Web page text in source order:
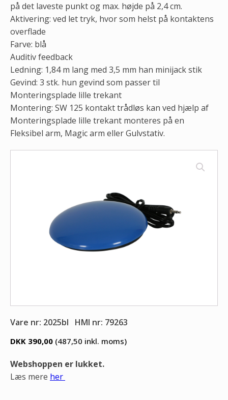
på det laveste punkt og max. højde på 2,4 cm.
Aktivering: ved let tryk, hvor som helst på kontaktens
overflade
Farve: blå
Auditiv feedback
Ledning: 1,84 m lang med 3,5 mm han minijack stik
Gevind: 3 stk. hun gevind som passer til
Monteringsplade lille trekant
Montering: SW 125 kontakt trådløs kan ved hjælp af
Monteringsplade lille trekant monteres på en
Fleksibel arm, Magic arm eller Gulvstativ.
Vare nr: 2025bl HMI nr: 79263
DKK 390,00 (487,50 inkl. moms)
Webshoppen er lukket.
Læs mere her